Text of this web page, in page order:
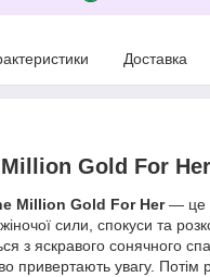
Доставка
Gold For Her
Million Gold For Her— це
сили, спокуси та
з яскравого сонячного
привертають увагу. Потім